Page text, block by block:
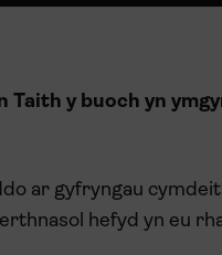
y buoch yn
ar gyfryngau
hefyd yn eu